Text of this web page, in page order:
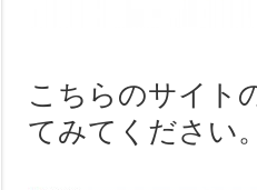
こちらのサイト
てみてください。